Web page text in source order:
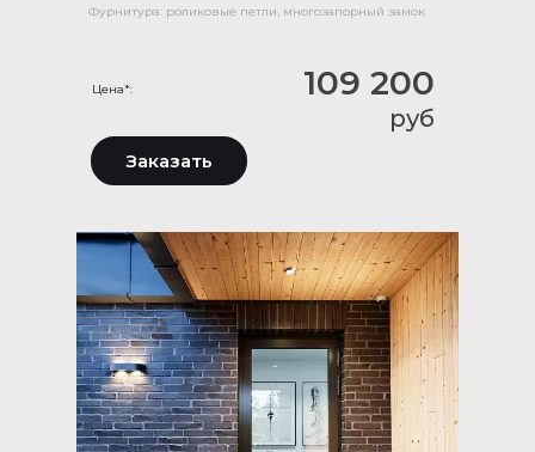
109 200
руб
Фурнитура: роликовые петли, многозапорный замок.
Цена*:
Заказать